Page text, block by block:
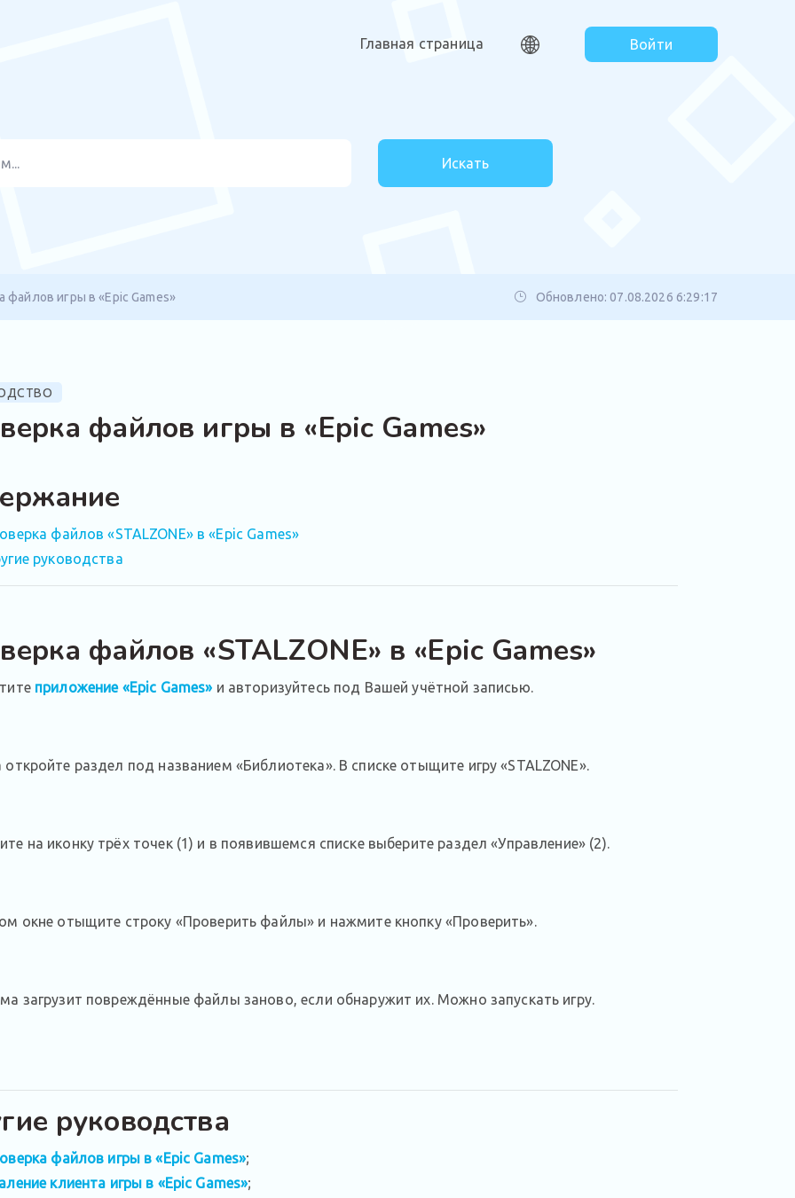
Главная страница Войти
Искать
файлов игры в «Epic Games» Обновлено: 07.08.2026 6:29:17
файлов игры в «Epic Games»
файлов «STALZONE» в «Epic Games»
руководства
файлов «STALZONE» в «Epic Games»
приложение «Epic Games» и авторизуйтесь под Вашей учётной записью.
раздел под названием «Библиотека». В списке отыщите игру «STALZONE».
на иконку трёх точек (1) и в появившемся списке выберите раздел «Управление» (2).
окне отыщите строку «Проверить файлы» и нажмите кнопку «Проверить».
загрузит повреждённые файлы заново, если обнаружит их. Можно запускать игру.
руководства
файлов игры в «Epic Games»;
клиента игры в «Epic Games»;